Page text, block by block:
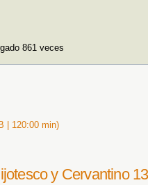
861 veces
| 120:00 min)
y Cervantino